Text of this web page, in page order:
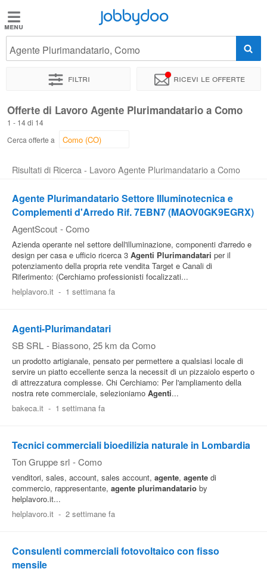
Jobbydoo
Offerte
Stipendi
Elenco
Blog
Pubblica
Area
Aziende
Jobbydoo
Agente Plurimandatario, Como
Filtri Ricevi le offerte
Offerte di Lavoro Agente Plurimandatario a Como
1 - 14 di 14
Cerca offerte a
Risultati di Ricerca - Lavoro Agente Plurimandatario a Como
Agente Plurimandatario Settore Illuminotecnica e
Complementi d'Arredo Rif. 7EBN7 (MAOV0GK9EGRX)
AgentScout - Como
Azienda operante nel settore dell'illuminazione, componenti d'arredo e
design per casa e ufficio ricerca 3 Agenti Plurimandatari per il
potenziamento della propria rete vendita Target e Canali di
Riferimento: (Cerchiamo professionisti focalizzati...
helplavoro.it - 1 settimana fa
Agenti-Plurimandatari
SB SRL - Biassono, 25 km da Como
un prodotto artigianale, pensato per permettere a qualsiasi locale di
servire un piatto eccellente senza la necessit di un pizzaiolo esperto o
di attrezzatura complesse. Chi Cerchiamo: Per l'ampliamento della
nostra rete commerciale, selezioniamo Agenti...
bakeca.it - 1 settimana fa
Tecnici commerciali bioedilizia naturale in Lombardia
Ton Gruppe srl - Como
venditori, sales, account, sales account, agente, agente di
commercio, rappresentante, agente plurimandatario by
helplavoro.it...
helplavoro.it - 2 settimane fa
Consulenti commerciali fotovoltaico con fisso
mensile